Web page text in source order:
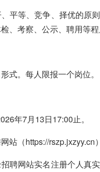
平等、竞争、择优的原
、考察、公示、聘用等
式。每人限报一个岗位。
年7月13日17:00止。
站（https://rszp.jxzyy.cn
聘网站实名注册个人真